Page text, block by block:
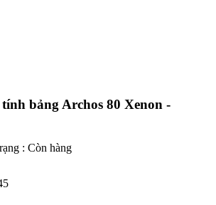
bảng Archos 80 Xenon -
: Còn hàng